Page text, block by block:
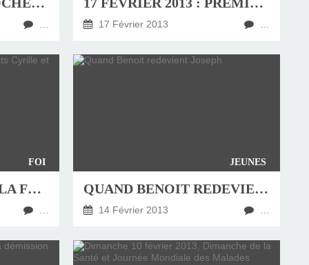
17 Février 2013
FOI
MÉDITATION POUR LA FÊTE DES SAINTS CYRILLE ET MÉTHODE (LUC 10,1-9)
JEUNES
QUAND BENOIT REDEVIENT JOSEPH
14 Février 2013